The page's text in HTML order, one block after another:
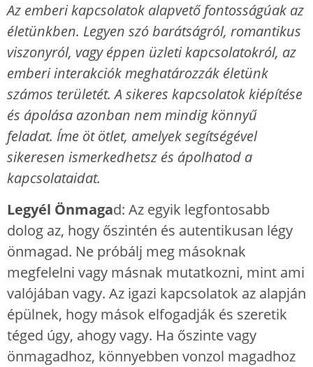
Az emberi kapcsolatok alapvető fontosságúak az
életünkben. Legyen szó barátságról, romantikus
viszonyról, vagy éppen üzleti kapcsolatokról, az
emberi interakciók meghatározzák életünk
számos területét. A sikeres kapcsolatok kiépítése
és ápolása azonban nem mindig könnyű
feladat. Íme öt ötlet, amelyek segítségével
sikeresen ismerkedhetsz és ápolhatod a
kapcsolataidat.
Legyél Önmagad: Az egyik legfontosabb
dolog az, hogy őszintén és autentikusan légy
önmagad. Ne próbálj meg másoknak
megfelelni vagy másnak mutatkozni, mint ami
valójában vagy. Az igazi kapcsolatok az alapján
épülnek, hogy mások elfogadják és szeretik
téged úgy, ahogy vagy. Ha őszinte vagy
önmagadhoz, könnyebben vonzol magadhoz